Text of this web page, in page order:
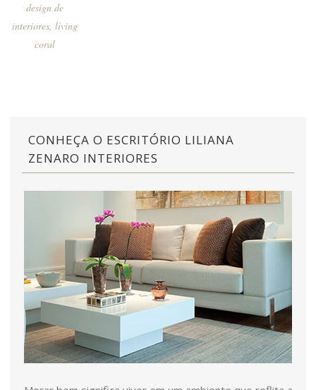
design de
interiores, living
coral
CONHEÇA O ESCRITÓRIO LILIANA
ZENARO INTERIORES